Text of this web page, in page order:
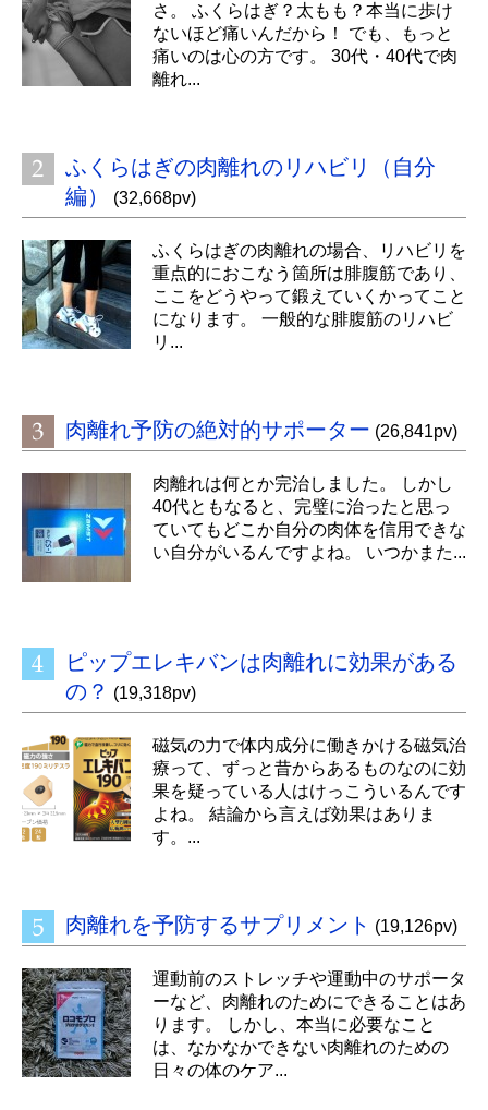
さ。 ふくらはぎ？太もも？本当に歩け
ないほど痛いんだから！ でも、もっと
痛いのは心の方です。 30代・40代で肉
離れ...
ふくらはぎの肉離れのリハビリ（自分
編）
(32,668pv)
ふくらはぎの肉離れの場合、リハビリを
重点的におこなう箇所は腓腹筋であり、
ここをどうやって鍛えていくかってこと
になります。 一般的な腓腹筋のリハビ
リ...
肉離れ予防の絶対的サポーター (26,841pv)
肉離れは何とか完治しました。 しかし
40代ともなると、完璧に治ったと思っ
ていてもどこか自分の肉体を信用できな
い自分がいるんですよね。 いつかまた...
ピップエレキバンは肉離れに効果がある
の？ (19,318pv)
磁気の力で体内成分に働きかける磁気治
療って、ずっと昔からあるものなのに効
果を疑っている人はけっこういるんです
よね。 結論から言えば効果はありま
す。...
肉離れを予防するサプリメント (19,126pv)
運動前のストレッチや運動中のサポータ
ーなど、肉離れのためにできることはあ
ります。 しかし、本当に必要なこと
は、なかなかできない肉離れのための
日々の体のケア...